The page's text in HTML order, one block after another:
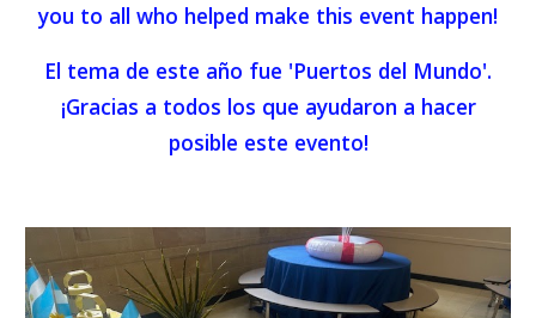
you to all who helped make this event happen!
El tema de este año fue 'Puertos del Mundo'.
¡Gracias a todos los que ayudaron a hacer
posible este evento!